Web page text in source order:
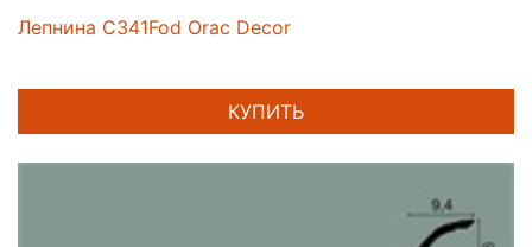
Лепнина C341Fod Orac Decor
КУПИТЬ